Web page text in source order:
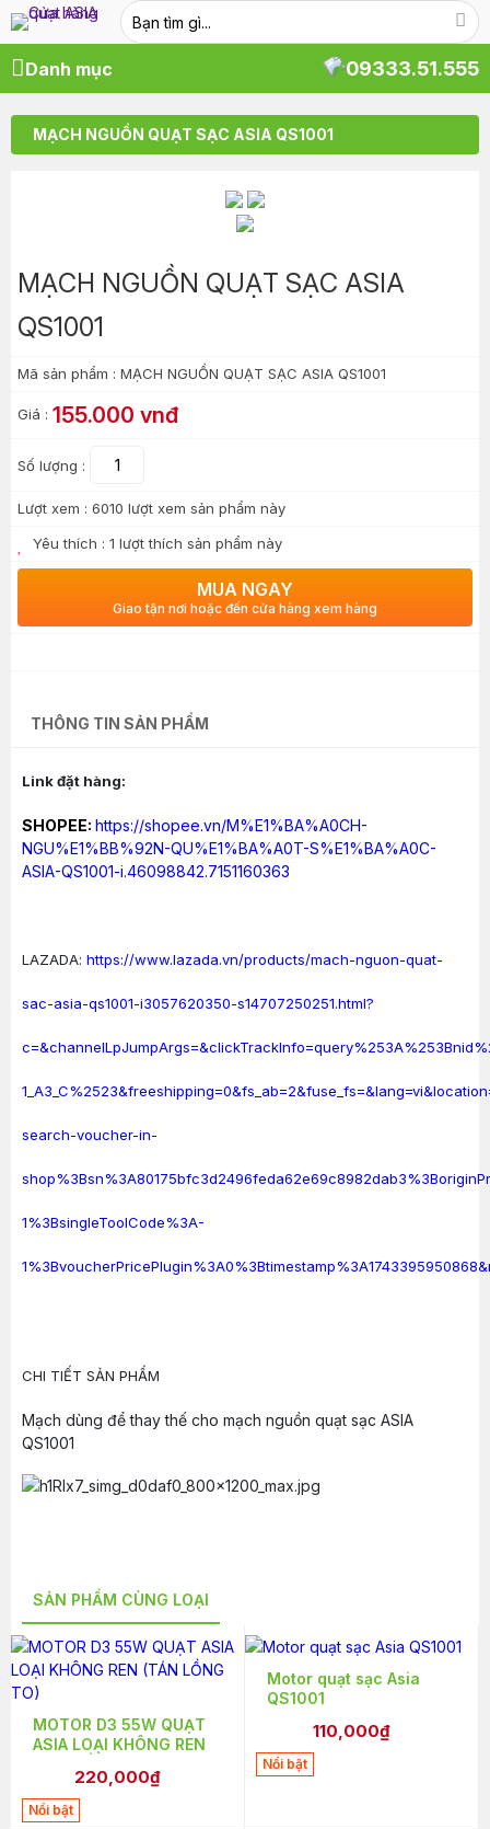
Danh mục 09333.51.555
MẠCH NGUỒN QUẠT SẠC ASIA QS1001
MẠCH NGUỒN QUẠT SẠC ASIA
QS1001
Mã sản phẩm : MẠCH NGUỒN QUẠT SẠC ASIA QS1001
Giá : 155.000 vnđ
Số lượng :
Lượt xem : 6010 lượt xem sản phẩm này
Yêu thích : 1 lượt thích sản phẩm này
MUA NGAY
Giao tận nơi hoặc đến cửa hàng xem hàng
THÔNG TIN SẢN PHẨM
Link đặt hàng:
SHOPEE: https://shopee.vn/M%E1%BA%A0CH-
NGU%E1%BB%92N-QU%E1%BA%A0T-S%E1%BA%A0C-
ASIA-QS1001-i.46098842.7151160363
LAZADA: https://www.lazada.vn/products/mach-nguon-quat-
sac-asia-qs1001-i3057620350-s14707250251.html?
search-voucher-in-
1%3BsingleToolCode%3A-
CHI TIẾT SẢN PHẨM
Mạch dùng để thay thế cho mạch nguồn quạt sạc ASIA
QS1001
SẢN PHẨM CÙNG LOẠI
MOTOR D3 55W QUẠT
ASIA LOẠI KHÔNG REN
220,000₫
Nổi bật
Motor quạt sạc Asia
QS1001
110,000₫
Nổi bật